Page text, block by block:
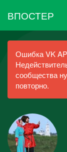
ВПОСТЕР
Ошибка VK
сообщества
повторно.